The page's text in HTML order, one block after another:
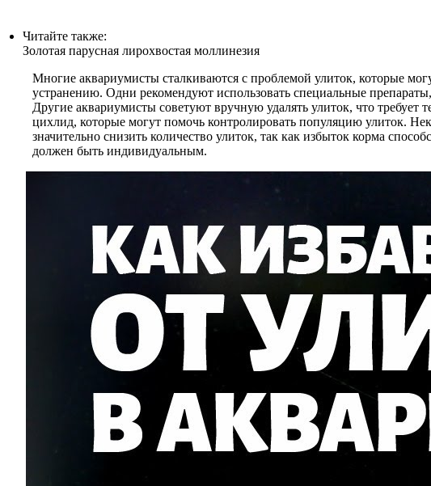
Читайте также:
Золотая парусная лирохвостая моллинезия
Многие аквариумисты сталкиваются с проблемой улиток, которые
устранению. Одни рекомендуют использовать специальные
Другие аквариумисты советуют вручную удалять улиток, что
цихлид, которые могут помочь контролировать популяцию улиток.
значительно снизить количество улиток, так как избыток корма
должен быть индивидуальным.